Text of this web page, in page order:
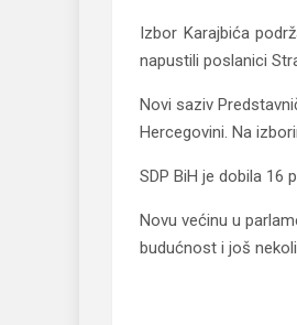
Izbor Karajbića
napustili poslanici
Novi saziv
Hercegovini. Na
SDP BiH je dobila 16
Novu većinu u
budućnost i još